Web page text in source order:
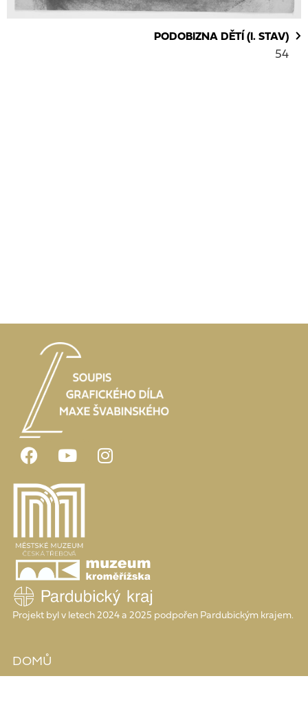
PODOBIZNA DĚTÍ (I. STAV)
54
Projekt byl v letech 2024 a 2025 podpořen Pardubickým krajem.
DOMŮ